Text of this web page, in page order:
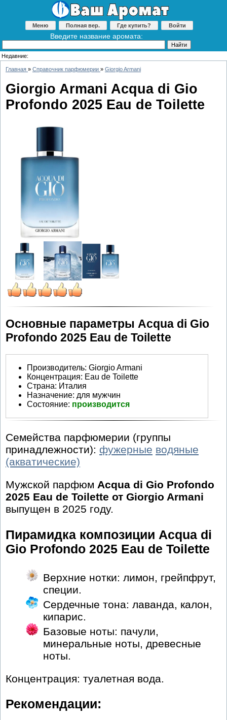
Меню Полная вер. Где купить? Войти
Введите название аромата:
Недавние:
Главная » Справочник парфюмерии » Giorgio Armani
Giorgio Armani Acqua di Gio
Profondo 2025 Eau de Toilette
Основные параметры Acqua di Gio
Profondo 2025 Eau de Toilette
Производитель: Giorgio Armani
Концентрация: Eau de Toilette
Страна: Италия
Назначение: для мужчин
Состояние: производится
Семейства парфюмерии (группы
принадлежности): фужерные водяные
(акватические)
Мужской парфюм Acqua di Gio Profondo
2025 Eau de Toilette от Giorgio Armani
выпущен в 2025 году.
Пирамидка композиции Acqua di
Gio Profondo 2025 Eau de Toilette
Верхние нотки: лимон, грейпфрут,
специи.
Сердечные тона: лаванда, калон,
кипарис.
Базовые ноты: пачули,
минеральные ноты, древесные
ноты.
Концентрация: туалетная вода.
Рекомендации: